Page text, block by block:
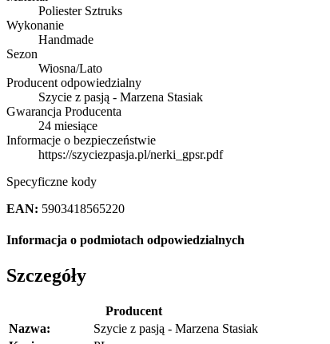
Poliester Sztruks
Wykonanie
Handmade
Sezon
Wiosna/Lato
Producent odpowiedzialny
Szycie z pasją - Marzena Stasiak
Gwarancja Producenta
24 miesiące
Informacje o bezpieczeństwie
https://szyciezpasja.pl/nerki_gpsr.pdf
Specyficzne kody
EAN: 5903418565220
Informacja o podmiotach odpowiedzialnych
Szczegóły
Producent
Nazwa:
Szycie z pasją - Marzena Stasiak